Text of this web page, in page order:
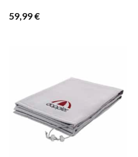
59,99€